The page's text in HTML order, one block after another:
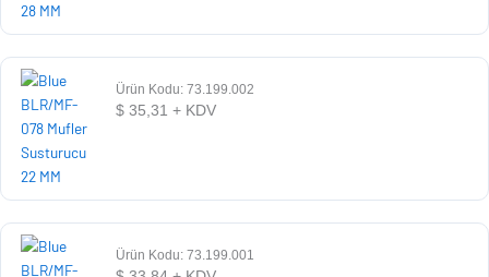
Ürün Kodu: 73.199.002
$ 35,31 + KDV
Ürün Kodu: 73.199.001